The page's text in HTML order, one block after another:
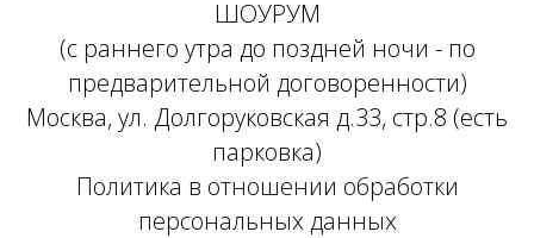
ШОУРУМ
(с раннего утра до поздней ночи - по
предварительной договоренности)
Москва, ул. Долгоруковская д.33, стр.8 (есть
парковка)
Политика в отношении обработки
персональных данных